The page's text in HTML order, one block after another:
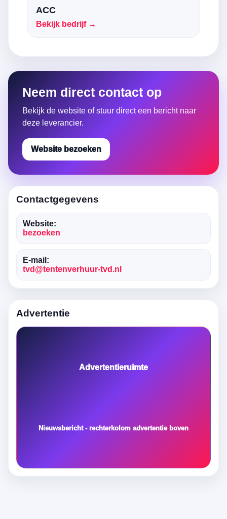
ACC
Bekijk bedrijf →
Neem direct contact op
Bekijk de website of stuur direct een bericht naar
deze leverancier.
Website bezoeken
Contactgegevens
Website:
bezoeken
E-mail:
tvd@tentenverhuur-tvd.nl
Advertentie
Advertentieruimte
Nieuwsbericht - rechterkolom advertentie boven